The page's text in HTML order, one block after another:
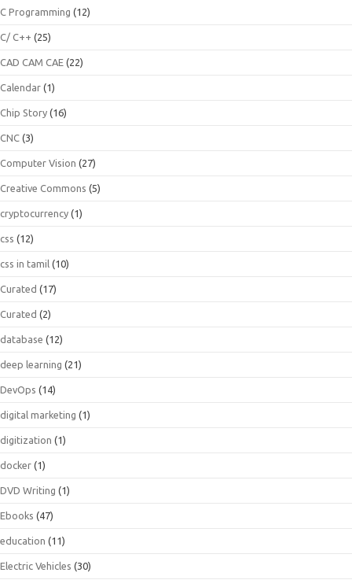
C Programming (12)
C/ C++ (25)
CAD CAM CAE (22)
Calendar (1)
Chip Story (16)
CNC (3)
Computer Vision (27)
Creative Commons (5)
cryptocurrency (1)
css (12)
css in tamil (10)
Curated (17)
Curated (2)
database (12)
deep learning (21)
DevOps (14)
digital marketing (1)
digitization (1)
docker (1)
DVD Writing (1)
Ebooks (47)
education (11)
Electric Vehicles (30)